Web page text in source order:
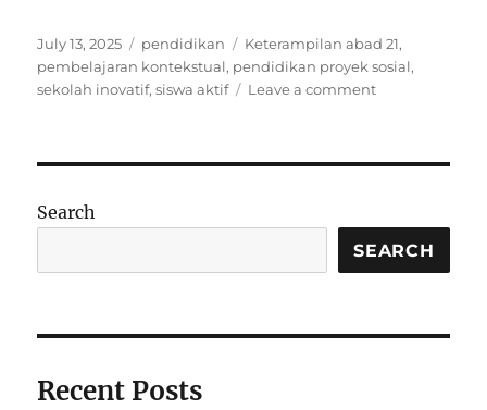
Posted
on
July 13, 2025 Categories
pendidikan Tags
Keterampilan abad 21,
pembelajaran kontekstual, pendidikan proyek sosial,
sekolah inovatif,siswa aktif Leave a commenton
Teori
dengan
Aksi
Masyarakat
Search
SEARCH
Recent Posts